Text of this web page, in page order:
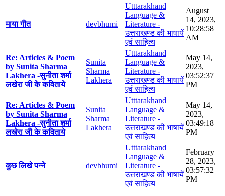
माया गीत devbhumi
Utttarakhand
Language &
Literature -
उत्तराखण्ड की भाषायें
एवं साहित्य
August
14, 2023,
10:28:58
AM
Re: Articles & Poem
by Sunita Sharma
Lakhera -सुनीता शर्मा
लखेरा जी के कविताये
Sunita
Sharma
Lakhera
Utttarakhand
Language &
Literature -
उत्तराखण्ड की भाषायें
एवं साहित्य
May 14,
2023,
03:52:37
PM
Re: Articles & Poem
by Sunita Sharma
Lakhera -सुनीता शर्मा
लखेरा जी के कविताये
Sunita
Sharma
Lakhera
Utttarakhand
Language &
Literature -
उत्तराखण्ड की भाषायें
एवं साहित्य
May 14,
2023,
03:49:18
PM
कुछ लिखे पन्ने devbhumi
Utttarakhand
Language &
Literature -
उत्तराखण्ड की भाषायें
एवं साहित्य
February
28, 2023,
03:57:32
PM